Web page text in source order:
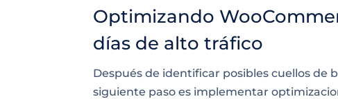
Optimizando
días de alto tráfico
Después de identificar posibles cuellos de
siguiente paso es implementar